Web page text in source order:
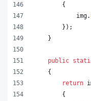
{
img.
} ) ;
}
public
{
return
{